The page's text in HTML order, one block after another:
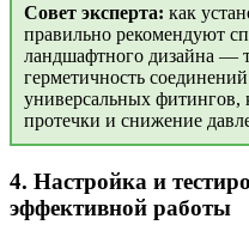
Совет эксперта: как
правильно рекомендуют
ландшафтного дизайна —
герметичность
универсальных фитингов,
протечки и снижение
4. Настройка и
эффективной работы